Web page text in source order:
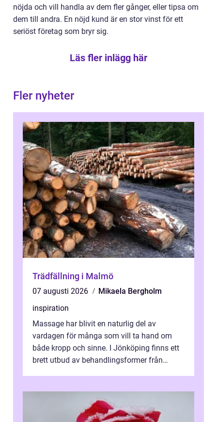
nöjda och vill handla av dem fler gånger, eller tipsa om
dem till andra. En nöjd kund är en stor vinst för ett
seriöst företag som bryr sig.
Läs fler inlägg här
Fler nyheter
Trädfällning i Malmö
07 augusti 2026
Mikaela Bergholm
inspiration
Massage har blivit en naturlig del av
vardagen för många som vill ta hand om
både kropp och sinne. I Jönköping finns ett
brett utbud av behandlingsformer från